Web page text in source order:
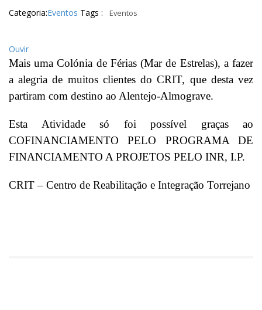
Categoria:Eventos Tags : Eventos
Ouvir
Mais uma Colónia de Férias (Mar de Estrelas), a fazer
a alegria de muitos clientes do CRIT, que desta vez
partiram com destino ao Alentejo-Almograve.
Esta Atividade só foi possível graças ao
COFINANCIAMENTO PELO PROGRAMA DE
FINANCIAMENTO A PROJETOS PELO INR, I.P.
CRIT – Centro de Reabilitação e Integração Torrejano